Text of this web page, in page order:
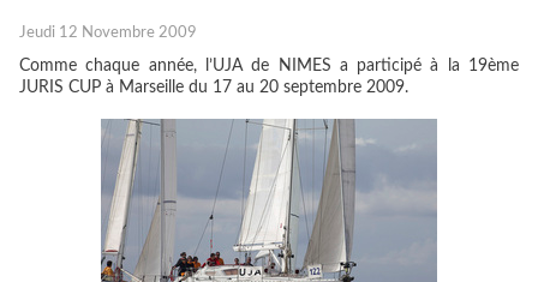
Jeudi 12 Novembre 2009
Comme chaque année, l’UJA de NIMES a participé à la 19ème
JURIS CUP à Marseille du 17 au 20 septembre 2009.